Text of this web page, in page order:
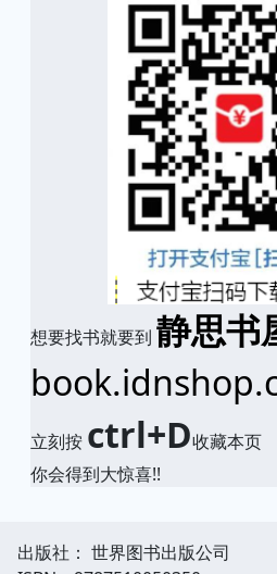
想要找书就要到 静思书
立刻按 ctrl+D收藏本页
你会得到大惊喜!!
出版社： 世界图书出版公司